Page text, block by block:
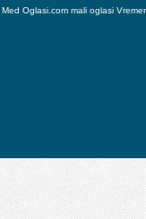
Med Oglasi.com mali oglasi